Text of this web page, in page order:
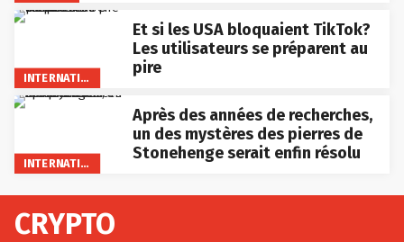
INTERNATIONAL
Et si les USA bloquaient TikTok?
Les utilisateurs se préparent au
pire
INTERNATIONAL
Après des années de recherches,
un des mystères des pierres de
Stonehenge serait enfin résolu
CRYPTO